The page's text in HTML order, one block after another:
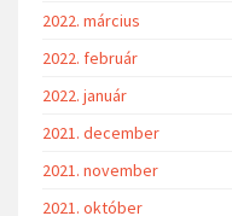
2022. március
2022. február
2022. január
2021. december
2021. november
2021. október